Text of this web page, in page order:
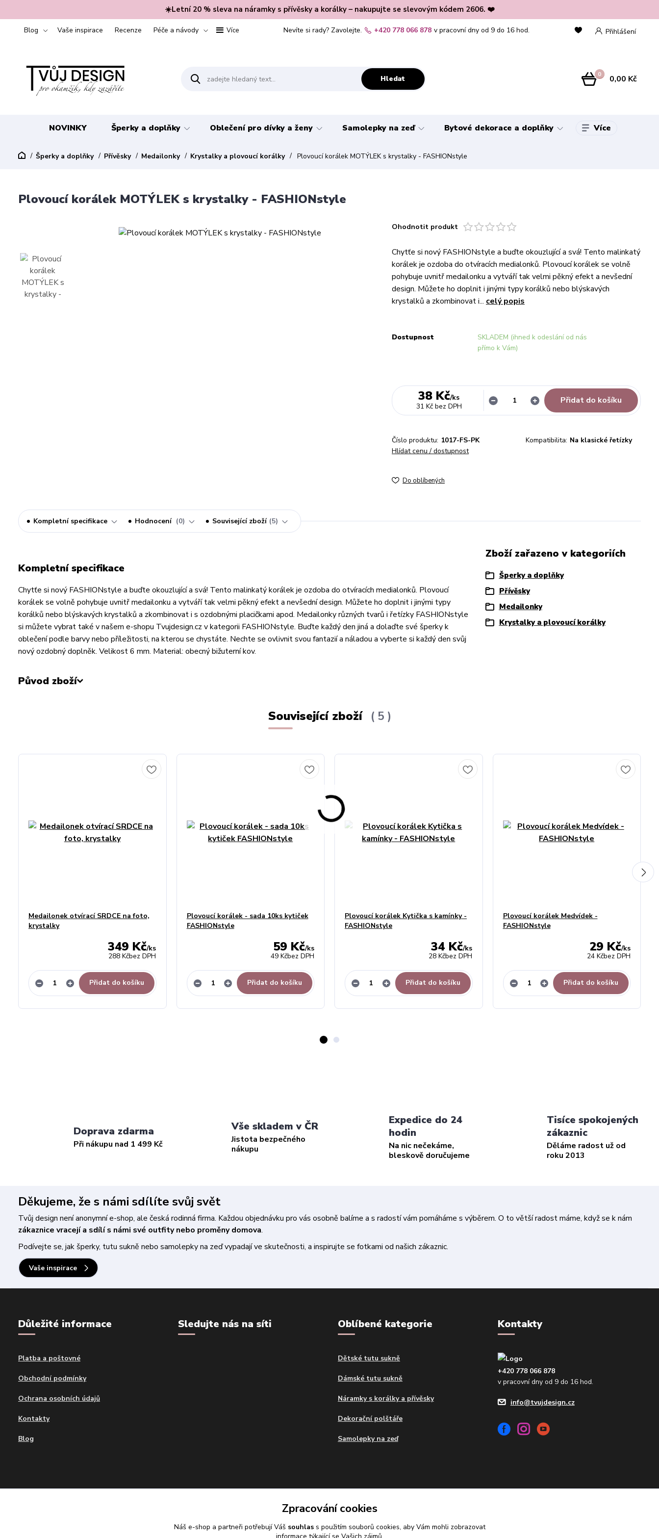
☀️Letní 20 % sleva na náramky s přívěsky a korálky – nakupujte se slevovým kódem 2606. ❤️
Blog Vaše inspirace Recenze Péče a návody Více Přihlášení
Hledat
Nevíte si rady? Zavolejte. +420 778 066 878 v pracovní dny od 9 do 16 hod.
0 0,00 Kč
NOVINKY Šperky a doplňky Oblečení pro dívky a ženy Samolepky na zeď Bytové dekorace a doplňky Více
Šperky a doplňky Přívěsky Medailonky Krystalky a plovoucí korálky Plovoucí korálek MOTÝLEK s krystalky - FASHIONstyle
Plovoucí korálek MOTÝLEK s krystalky - FASHIONstyle
Ohodnotit produkt
Chytťe si nový FASHIONstyle a buďte okouzlující a svá! Tento malinkatý
korálek je ozdoba do otvíracích medialonků. Plovoucí korálek se volně
pohybuje uvnitř medailonku a vytváří tak velmi pěkný efekt a nevšední
design. Můžete ho doplnit i jinými typy korálků nebo blýskavých
krystalků a zkombinovat i... celý popis
Dostupnost
SKLADEM (ihned k odeslání od nás
přímo k Vám)
38 Kč/ks
31 Kč bez DPH
Přidat do košíku
Číslo produktu: 1017-FS-PK Kompatibilita: Na klasické řetízky
Hlídat cenu / dostupnost
Do oblíbených
Kompletní specifikace Hodnocení 0 Související zboží 5
Kompletní specifikace
Chytťe si nový FASHIONstyle a buďte okouzlující a svá! Tento malinkatý korálek je ozdoba do otvíracích medialonků. Plovoucí
korálek se volně pohybuje uvnitř medailonku a vytváří tak velmi pěkný efekt a nevšední design. Můžete ho doplnit i jinými typy
korálků nebo blýskavých krystalků a zkombinovat i s ozdobnými placičkami apod. Medailonky různých tvarů i řetízky FASHIONstyle
si můžete vybrat také v našem e-shopu Tvujdesign.cz v kategorii FASHIONstyle. Buďte každý den jiná a dolaďte své šperky k
oblečení podle barvy nebo příležitosti, na kterou se chystáte. Nechte se ovlivnit svou fantazií a náladou a vyberte si každý den svůj
nový ozdobný doplněk. Velikost 6 mm. Material: obecný bižuterní kov.
Původ zboží
Zboží zařazeno v kategoriích
Šperky a doplňky
Přívěsky
Medailonky
Krystalky a plovoucí korálky
Související zboží 5
Medailonek otvírací SRDCE na foto,
krystalky
349 Kč/ks
288 Kčbez DPH
Přidat do košíku
Plovoucí korálek - sada 10ks kytiček
FASHIONstyle
59 Kč/ks
49 Kčbez DPH
Přidat do košíku
Plovoucí korálek Kytička s kamínky -
FASHIONstyle
34 Kč/ks
28 Kčbez DPH
Přidat do košíku
Plovoucí korálek Medvídek -
FASHIONstyle
29 Kč/ks
24 Kčbez DPH
Přidat do košíku
Doprava zdarma
Při nákupu nad 1 499 Kč
Vše skladem v ČR
Jistota bezpečného
nákupu
Expedice do 24
hodin
Na nic nečekáme,
bleskově doručujeme
Tisíce spokojených
zákaznic
Děláme radost už od
roku 2013
Děkujeme, že s námi sdílíte svůj svět
Tvůj design není anonymní e-shop, ale česká rodinná firma. Každou objednávku pro vás osobně balíme a s radostí vám pomáháme s výběrem. O to větší radost máme, když se k nám
zákaznice vracejí a sdílí s námi své outfity nebo proměny domova.
Podívejte se, jak šperky, tutu sukně nebo samolepky na zeď vypadají ve skutečnosti, a inspirujte se fotkami od našich zákaznic.
Vaše inspirace
Důležité informace
Platba a poštovné
Obchodní podmínky
Ochrana osobních údajů
Kontakty
Blog
Sledujte nás na síti Oblíbené kategorie
Dětské tutu sukně
Dámské tutu sukně
Náramky s korálky a přívěsky
Dekorační polštáře
Samolepky na zeď
Kontakty
+420 778 066 878
v pracovní dny od 9 do 16 hod.
info@tvujdesign.cz
Zpracování cookies
Náš e-shop a partneři potřebují Váš souhlass použitím souborů cookies, aby Vám mohli zobrazovat